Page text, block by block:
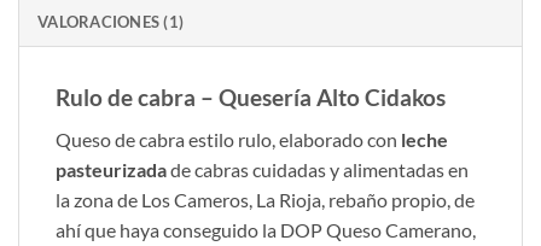
VALORACIONES (1)
Rulo de cabra – Quesería Alto Cidakos
Queso de cabra estilo rulo, elaborado con leche
pasteurizadade cabras cuidadas y alimentadas en
la zona de Los Cameros, La Rioja, rebaño propio, de
ahí que haya conseguido la DOP Queso Camerano,